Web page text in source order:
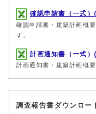
確認申請書（一式
確認申請書・建築計画概
す。
計画通知書（一式
計画通知書・建築計画概
調査報告書ダウンロー